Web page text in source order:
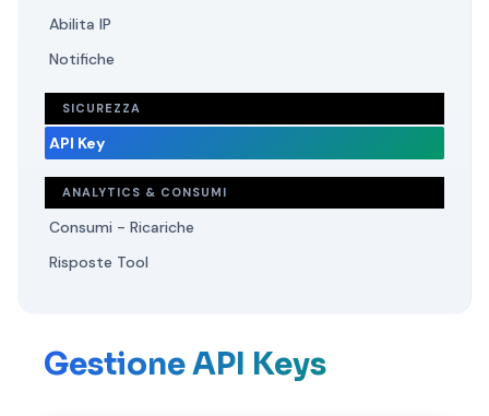
Abilita IP
Notifiche
SICUREZZA
API Key
ANALYTICS & CONSUMI
Consumi - Ricariche
Risposte Tool
Gestione API Keys